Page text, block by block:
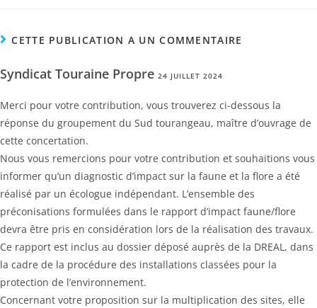
CETTE PUBLICATION A UN COMMENTAIRE
Syndicat Touraine Propre 24 JUILLET 2024
Merci pour votre contribution, vous trouverez ci-dessous la
réponse du groupement du Sud tourangeau, maître d’ouvrage de
cette concertation.
Nous vous remercions pour votre contribution et souhaitions vous
informer qu’un diagnostic d’impact sur la faune et la flore a été
réalisé par un écologue indépendant. L’ensemble des
préconisations formulées dans le rapport d’impact faune/flore
devra être pris en considération lors de la réalisation des travaux.
Ce rapport est inclus au dossier déposé auprès de la DREAL, dans
la cadre de la procédure des installations classées pour la
protection de l’environnement.
Concernant votre proposition sur la multiplication des sites, elle